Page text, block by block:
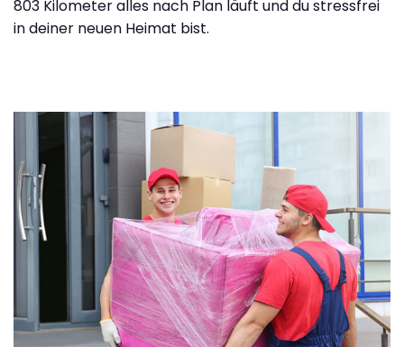
803 Kilometer alles nach Plan läuft und du stressfrei
in deiner neuen Heimat bist.